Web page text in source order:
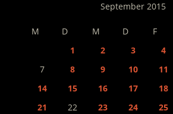
September 2015
M D M D F
1
2 3 4
7
8 9 10 11
14
15 16 17 18
21
22 23 24 25